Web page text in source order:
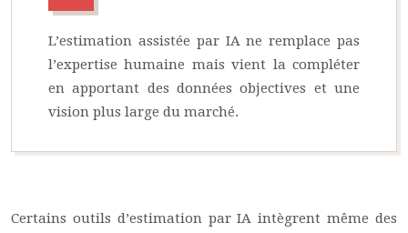
L’estimation assistée par IA ne remplace pas
l’expertise humaine mais vient la compléter
en apportant des données objectives et une
vision plus large du marché.
Certains outils d’estimation par IA intègrent même des